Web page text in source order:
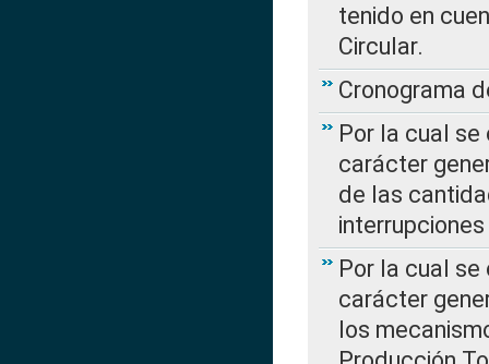
tenido en
Circular.
Cronograma
Por la cual
carácter
de las
Por la cual
carácter
los